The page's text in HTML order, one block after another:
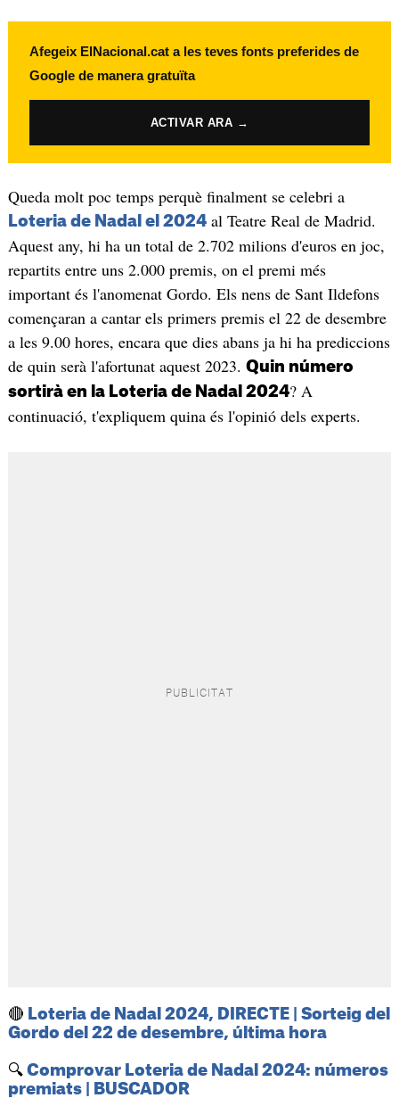
Afegeix ElNacional.cat a les teves fonts preferides de
Google de manera gratuïta
ACTIVAR ARA →
Queda molt poc temps perquè finalment se celebri a
Loteria de Nadal el 2024al Teatre Real de Madrid.
Aquest any, hi ha un total de 2.702 milions d'euros en joc,
repartits entre uns 2.000 premis, on el premi més
important és l'anomenat Gordo. Els nens de Sant Ildefons
començaran a cantar els primers premis el 22 de desembre
a les 9.00 hores, encara que dies abans ja hi ha prediccions
de quin serà l'afortunat aquest 2023. Quin número
sortirà en la Loteria de Nadal 2024? A
continuació, t'expliquem quina és l'opinió dels experts.
🔴 Loteria de Nadal 2024, DIRECTE | Sorteig del
Gordo del 22 de desembre, última hora
🔍 Comprovar Loteria de Nadal 2024: números
premiats | BUSCADOR